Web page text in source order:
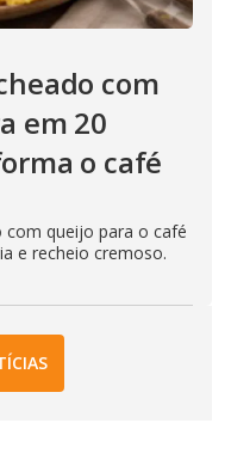
com
em 20
o café
com queijo para o café
e recheio cremoso.